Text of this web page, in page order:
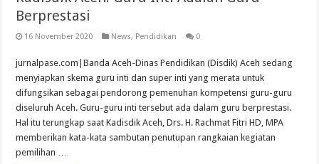
Berprestasi
16 November 2020 News, Pendidikan 0
jurnalpase.com|Banda Aceh-Dinas Pendidikan (Disdik) Aceh sedang
menyiapkan skema guru inti dan super inti yang merata untuk
difungsikan sebagai pendorong pemenuhan kompetensi guru-guru
diseluruh Aceh. Guru-guru inti tersebut ada dalam guru berprestasi.
Hal itu terungkap saat Kadisdik Aceh, Drs. H. Rachmat Fitri HD, MPA
memberikan kata-kata sambutan penutupan rangkaian kegiatan
pemilihan …